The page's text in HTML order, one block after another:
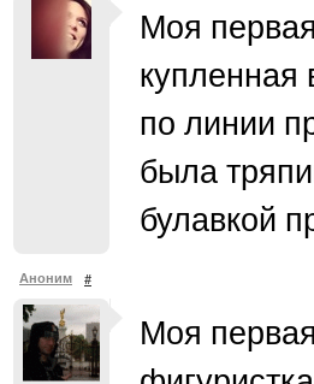
Моя
купленная
по линии
была
булавкой
Аноним #
Моя